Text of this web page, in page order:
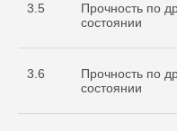
3.5
Прочность по
состоянии
3.6
Прочность по
состоянии